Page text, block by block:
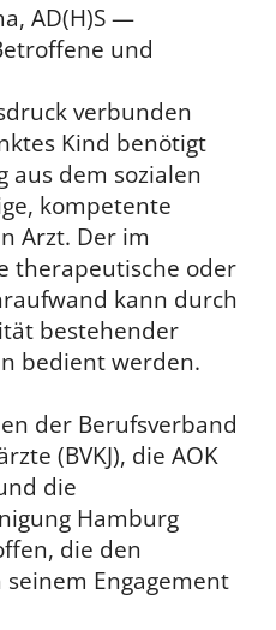
AD(H)S —
und
verbunden
Kind benötigt
aus dem sozialen
kompetente
Arzt. Der im
therapeutische oder
kann durch
bestehender
bedient werden.
der Berufsverband
(BVKJ), die AOK
die
Hamburg
die den
Engagement